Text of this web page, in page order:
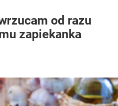
od razu
zapiekanka